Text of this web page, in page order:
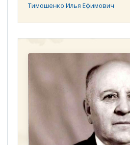
Тимошенко Илья Ефимович